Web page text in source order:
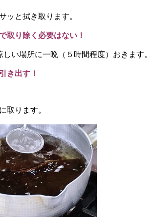
ッと拭き取ります。
取り除く必要はない！
い場所に一晩（５時間程度）おきます。
き出す！
取ります。